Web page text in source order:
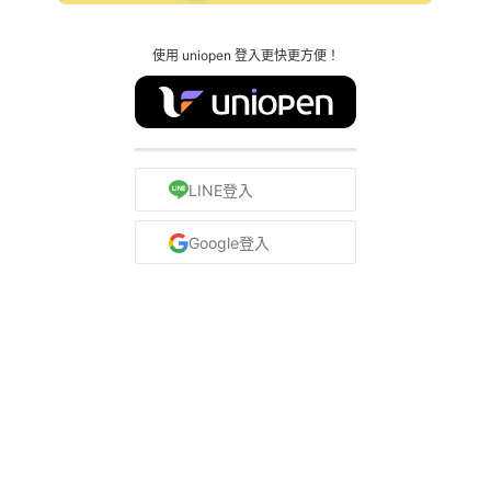
使用 uniopen 登入更快更方便！
LINE登入
Google登入